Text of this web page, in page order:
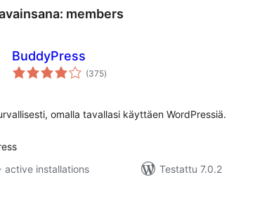
members
BuddyPress
(375arvosanat
yhteensä
)
omalla tavallasi käyttäen WordPressiä.
active installations
Testattu 7.0.2